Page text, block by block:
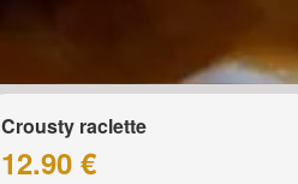
Crousty raclette
12.90 €